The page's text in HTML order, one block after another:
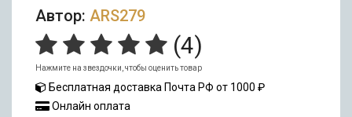
Автор: ARS279
(4)
Нажмите на звездочки, чтобы оценить товар
Бесплатная доставка Почта РФ от 1000 ₽
Онлайн оплата